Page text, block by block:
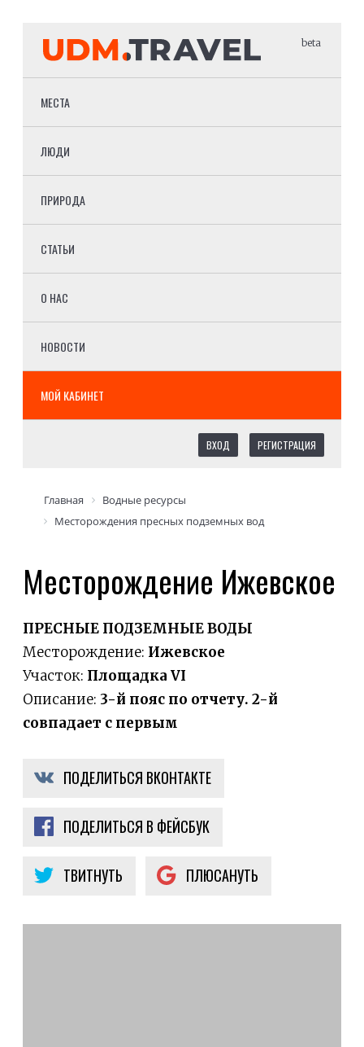
beta
МЕСТА
ЛЮДИ
ПРИРОДА
СТАТЬИ
О НАС
НОВОСТИ
МОЙ КАБИНЕТ
ВХОД РЕГИСТРАЦИЯ
Главная
Водные ресурсы
Месторождения пресных подземных вод
Месторождение Ижевское
ПРЕСНЫЕ ПОДЗЕМНЫЕ ВОДЫ
Месторождение: Ижевское
Участок: Площадка VI
Описание: 3-й пояс по отчету. 2-й
совпадает с первым
ПОДЕЛИТЬСЯ ВКОНТАКТЕ
ПОДЕЛИТЬСЯ В ФЕЙСБУК
ТВИТНУТЬ ПЛЮСАНУТЬ